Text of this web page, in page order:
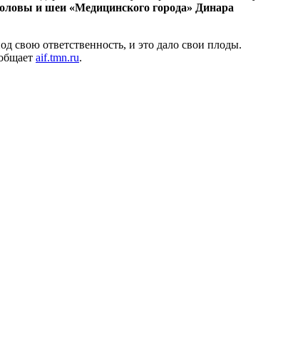
и шеи «Медицинского города» Динара
свою ответственность, и это дало свои плоды.
aif.tmn.ru.